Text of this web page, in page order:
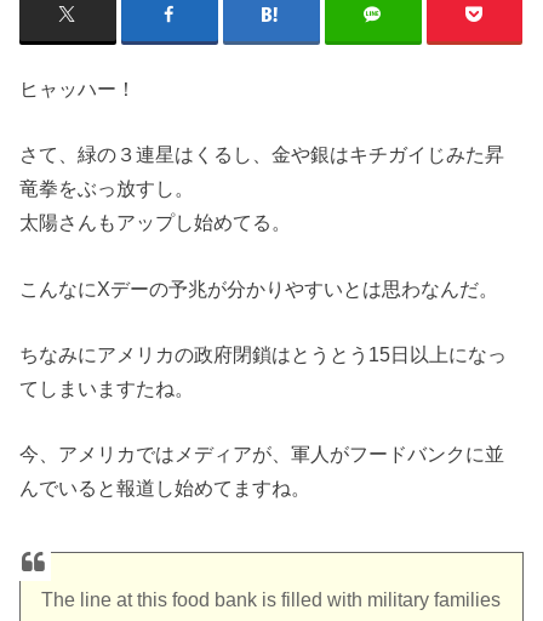
ヒャッハー！
さて、緑の３連星はくるし、金や銀はキチガイじみた昇
竜拳をぶっ放すし。
太陽さんもアップし始めてる。
こんなにXデーの予兆が分かりやすいとは思わなんだ。
ちなみにアメリカの政府閉鎖はとうとう15日以上になっ
てしまいますたね。
今、アメリカではメディアが、軍人がフードバンクに並
んでいると報道し始めてますね。
The line at this food bank is filled with military families